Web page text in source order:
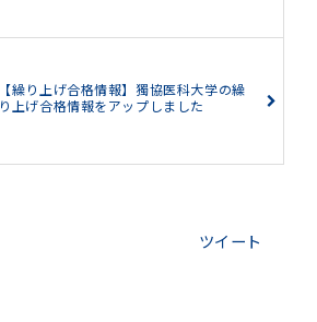
【繰り上げ合格情報】獨協医科大学の繰
り上げ合格情報をアップしました
ツイート